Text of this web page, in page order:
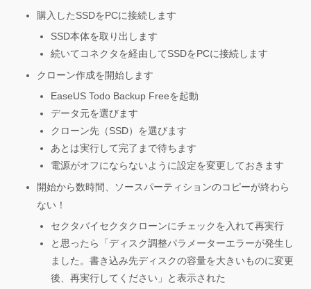
購入したSSDをPCに接続します
SSD本体を取り出します
続いてコネクタを経由してSSDをPCに接続します
クローン作成を開始します
EaseUS Todo Backup Freeを起動
データ元を選びます
クローン先（SSD）を選びます
あとは実行して完了まで待ちます
電源がオフにならないように設定を変更しておきます
開始から数時間、ソースパーティションのコピーが終わら
ない！
セクタバイセクタクローンにチェックを入れて再実行
と思ったら「ディスク調整パラメーターエラーが発生し
ました。書き込み先ディスクの容量を大きいものに変更
後、再実行してください」と表示された